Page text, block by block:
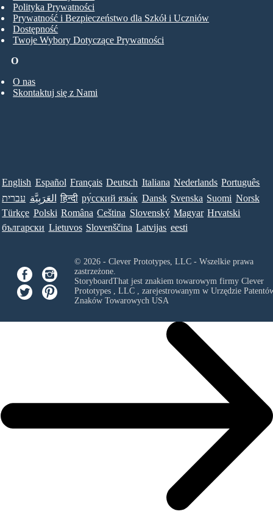
O
O nas
Skontaktuj się z Nami
Polityka Prywatności
Prywatność i Bezpieczeństwo dla Szkół i Uczniów
Dostępność
Twoje Wybory Dotyczące Prywatności
English Español Français Deutsch Italiana Nederlands Português
עברית العَرَبِيَّة हिन्दी ру́сский язы́к Dansk Svenska Suomi Norsk
Türkçe Polski Româna Ceština Slovenský Magyar Hrvatski
български Lietuvos Slovenščina Latvijas eesti
© 2026 - Clever Prototypes, LLC - Wszelkie prawa
zastrzeżone.
StoryboardThat jest znakiem towarowym firmy Clever
Prototypes , LLC, zarejestrowanym w Urzędzie
Znaków Towarowych USA